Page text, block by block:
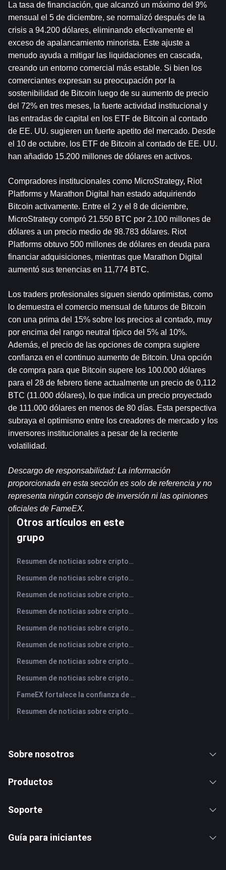
La tasa de financiación, que alcanzó un máximo del 9%
mensual el 5 de diciembre, se normalizó después de la
crisis a 94.200 dólares, eliminando efectivamente el
exceso de apalancamiento minorista. Este ajuste a
menudo ayuda a mitigar las liquidaciones en cascada,
creando un entorno comercial más estable. Si bien los
comerciantes expresan su preocupación por la
sostenibilidad de Bitcoin luego de su aumento de precio
del 72% en tres meses, la fuerte actividad institucional y
las entradas de capital en los ETF de Bitcoin al contado
de EE. UU. sugieren un fuerte apetito del mercado. Desde
el 10 de octubre, los ETF de Bitcoin al contado de EE. UU.
han añadido 15.200 millones de dólares en activos.
Compradores institucionales como MicroStrategy, Riot
Platforms y Marathon Digital han estado adquiriendo
Bitcoin activamente. Entre el 2 y el 8 de diciembre,
MicroStrategy compró 21.550 BTC por 2.100 millones de
dólares a un precio medio de 98.783 dólares. Riot
Platforms obtuvo 500 millones de dólares en deuda para
financiar adquisiciones, mientras que Marathon Digital
aumentó sus tenencias en 11,774 BTC.
Los traders profesionales siguen siendo optimistas, como
lo demuestra el comercio mensual de futuros de Bitcoin
con una prima del 15% sobre los precios al contado, muy
por encima del rango neutral típico del 5% al ​​10%.
Además, el precio de las opciones de compra sugiere
confianza en el continuo aumento de Bitcoin. Una opción
de compra para que Bitcoin supere los 100.000 dólares
para el 28 de febrero tiene actualmente un precio de 0,112
BTC (11.000 dólares), lo que indica un precio proyectado
de 111.000 dólares en menos de 80 días. Esta perspectiva
subraya el optimismo entre los creadores de mercado y los
inversores institucionales a pesar de la reciente
volatilidad.
Descargo de responsabilidad: La información
proporcionada en esta sección es solo de referencia y no
representa ningún consejo de inversión ni las opiniones
oficiales de FameEX.
Otros artículos en este
grupo
Resumen de noticias sobre criptomonedas de FameEX de hoy | 7 de agosto de 2026
Resumen de noticias sobre criptomonedas de FameEX de hoy | 6 de agosto de 2026
Resumen de noticias sobre criptomonedas de FameEX de hoy | 5 de agosto de 2026
Resumen de noticias sobre criptomonedas de FameEX de hoy | 4 de agosto de 2026
Resumen de noticias sobre criptomonedas de FameEX de hoy | 3 de agosto de 2026
Resumen de noticias sobre criptomonedas de FameEX de hoy | 31 de julio de 2026
Resumen de noticias sobre criptomonedas de FameEX de hoy | 30 de julio de 2026
Resumen de noticias sobre criptomonedas de FameEX de hoy | 29 de julio de 2026
FameEX fortalece la confianza de los usuarios a través de ocho años de operaciones estables y crecimiento global
Resumen de noticias sobre criptomonedas de FameEX de hoy | 28 de julio de 2026
Sobre nosotros
Productos
Soporte
Guía para iniciantes